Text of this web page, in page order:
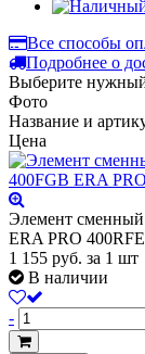
Все способы
Подробнее о
Выберите нужный
Фото
Название и
Цена
Элемент сменный
ERA PRO 400RFE
1 155 руб. за 1 шт
В наличии
-